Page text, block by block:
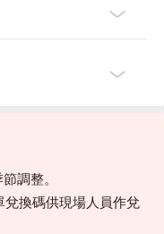
調整。
換碼供現場人員作兌